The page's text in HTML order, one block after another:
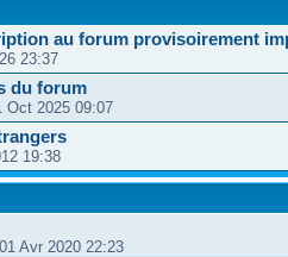
au forum provisoirement
23:37
du forum
Oct 2025 09:07
19:38
Avr 2020 22:23